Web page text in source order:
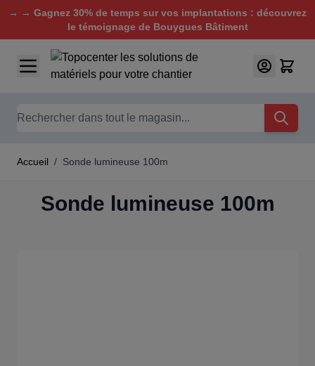
→ → Gagnez 30% de temps sur vos implantations : découvrez
le témoignage de Bouygues Bâtiment
Aller au contenu
Chercher
Accueil / Sonde lumineuse 100m
Sonde lumineuse 100m